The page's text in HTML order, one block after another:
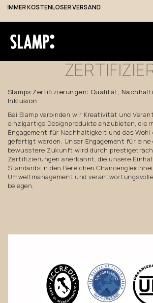
IMMER KOSTENLOSER VERSAND
Produkt suchen
Slamps Zertifizierungen: Qualität,
Inklusion
Bei Slamp verbinden wir Kreativität und
einzigartige Designprodukte anzubieten, die
Engagement für Nachhaltigkeit und das Wohl
gefertigt werden. Unser Engagement für
bewusstere Zukunft wird durch
Zertifizierungen anerkannt, die unsere
Standards in den Bereichen
Umweltmanagement und
belegen.